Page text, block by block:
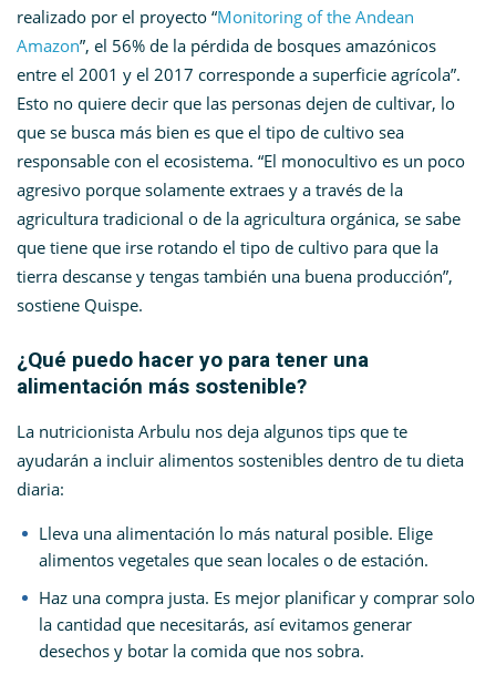
realizado por el proyecto “Monitoring of the Andean
Amazon”, el 56% de la pérdida de bosques amazónicos
entre el 2001 y el 2017 corresponde a superficie agrícola”.
Esto no quiere decir que las personas dejen de cultivar, lo
que se busca más bien es que el tipo de cultivo sea
responsable con el ecosistema. “El monocultivo es un poco
agresivo porque solamente extraes y a través de la
agricultura tradicional o de la agricultura orgánica, se sabe
que tiene que irse rotando el tipo de cultivo para que la
tierra descanse y tengas también una buena producción”,
sostiene Quispe.
¿Qué puedo hacer yo para tener una
alimentación más sostenible?
La nutricionista Arbulu nos deja algunos tips que te
ayudarán a incluir alimentos sostenibles dentro de tu dieta
diaria:
Lleva una alimentación lo más natural posible. Elige
alimentos vegetales que sean locales o de estación.
Haz una compra justa. Es mejor planificar y comprar solo
la cantidad que necesitarás, así evitamos generar
desechos y botar la comida que nos sobra.